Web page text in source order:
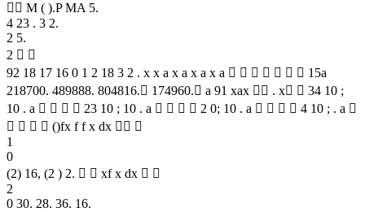
 M ( ).P MA 5.
4 23 . 3 2.
2 5.
2  
92 18 17 16 0 1 2 18 3 2 . x x a x a x a x a        15a
218700. 489888. 804816. 174960. a 91 xax  . x  34 10 ;
10 . a     23 10 ; 10 . a     2 0; 10 . a     4 10 ; . a 
    ()fx f f x dx  
1
0
(2) 16, (2 ) 2.   xf x dx  
2
0 30. 28. 36. 16.